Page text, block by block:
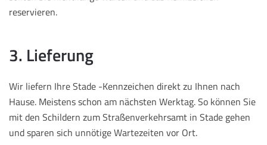
reservieren.
3. Lieferung
Wir liefern Ihre Stade -Kennzeichen direkt zu Ihnen nach
Hause. Meistens schon am nächsten Werktag. So können Sie
mit den Schildern zum Straßenverkehrsamt in Stade gehen
und sparen sich unnötige Wartezeiten vor Ort.